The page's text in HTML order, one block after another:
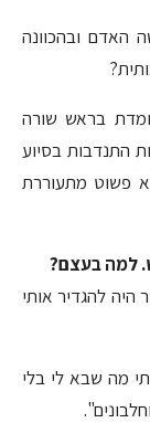
האדם ובהכוונה
בראש שורה
התנדבות בסיוע
פשוט מתעוררת
למה בעצם?
להגדיר אותי
מה שבא לי בלי